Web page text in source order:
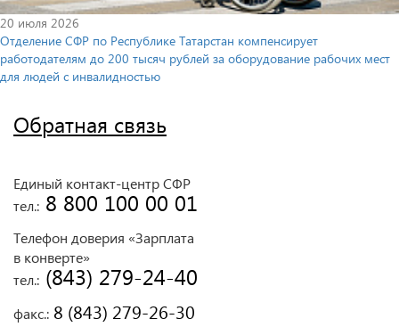
20 июля 2026
Отделение СФР по Республике Татарстан компенсирует
работодателям до 200 тысяч рублей за оборудование рабочих мест
для людей с инвалидностью
Обратная связь
Единый контакт-центр СФР
тел.: 8 800 100 00 01
Телефон доверия «Зарплата
в конверте»
тел.: (843) 279-24-40
факс.: 8 (843) 279-26-30